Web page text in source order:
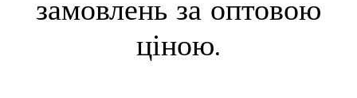
замовлень за оптовою
ціною.